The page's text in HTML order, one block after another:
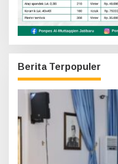
Berita Terpopuler